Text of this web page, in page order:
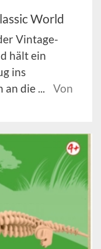
World
Vintage-
hält ein
ins
an die ...
Von